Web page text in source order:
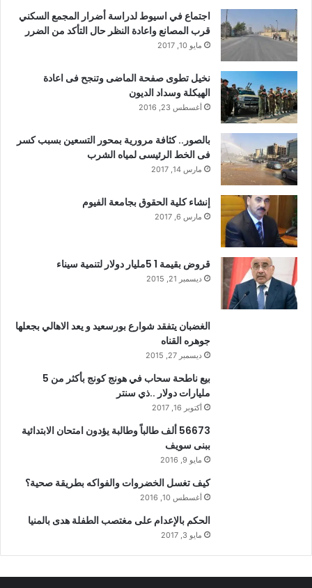
اجتماع في اسيوط لدراسة أضرار المجمع السكني
قرب المصانع واعادة النظر حال التأكد من الضرر
مايو 10, 2017
نخيل تطوى صفحة الماضى وتنجح فى اعادة
الهيكلة وسداد الديون
أغسطس 23, 2016
بالصور.. كثافة مرورية بمحور التسعين بسبب كسر
فى الخط الرئيسى لمياه الشرب
مارس 14, 2017
إنشاء كلية الحقوق بجامعة الفيوم
مارس 6, 2017
قروض بقيمة 1 5مليار دولار لتنمية سيناء
ديسمبر 21, 2015
الغضبان يتفقد شوارع بورسعيد و يعد الاهالي بجعلها
جوهره القناه
ديسمبر 27, 2015
بيع ناطحة سحاب في هونج كونج بأكثر من 5
مليارات دولار ..ذي سنتر
أكتوبر 16, 2017
56673 ألف طالباً وطالبة يؤدون امتحان الابتدائية
ببنى سويف
مايو 9, 2016
كيف تغسل الخضروات والفواكه بطريقة صحية؟
أغسطس 10, 2016
الحكم بالإعدام على مغتصب الطفلة هدى بالمنيا
مايو 3, 2017